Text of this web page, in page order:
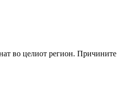
во целиот регион. Причините